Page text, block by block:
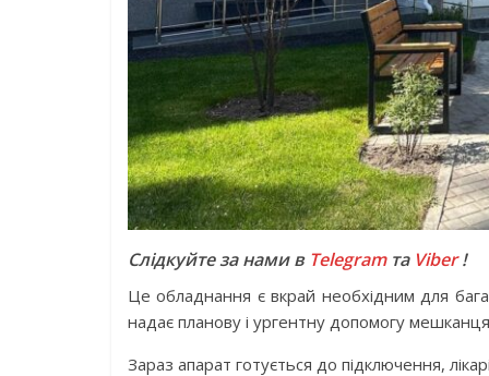
Слідкуйте за нами в Telegramта Viber!
Це обладнання є вкрай необхідним для
надає планову і ургентну допомогу
Зараз апарат готується до підключення,